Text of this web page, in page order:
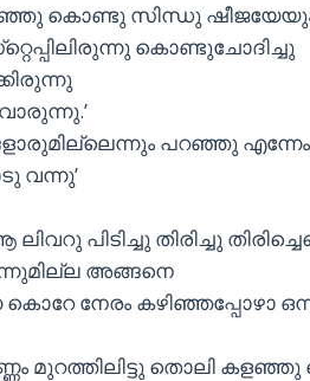
കൊണ്ടു സിന്ധു ഷീജയേയും
കൊണ്ടുചോദിച്ചു
പറഞ്ഞു എന്നേം
വന്നു’
പിടിച്ചു തിരിച്ചു
അങ്ങനെ
കൊറേ നേരം കഴിഞ്ഞപ്പോഴാ
മുറത്തിലിട്ടു തൊലി